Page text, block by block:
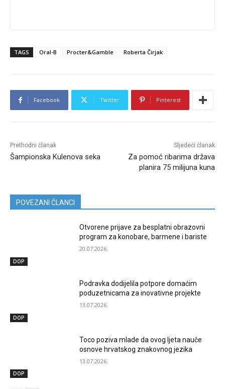
TAGS Oral-B Procter&Gamble Roberta Čirjak
Facebook Twitter Pinterest
Prethodni članak
Šampionska Kulenova seka
Sljedeći članak
Za pomoć ribarima država
planira 75 milijuna kuna
POVEZANI ČLANCI
DOP
Otvorene prijave za besplatni obrazovni
program za konobare, barmene i bariste
20.07.2026.
DOP
Podravka dodijelila potpore domaćim
poduzetnicama za inovativne projekte
13.07.2026.
DOP
Toco poziva mlade da ovog ljeta nauče
osnove hrvatskog znakovnog jezika
13.07.2026.